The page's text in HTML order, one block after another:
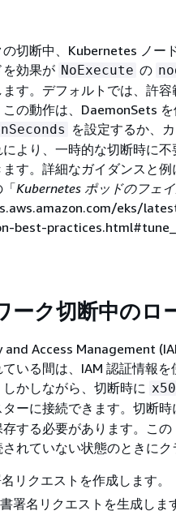
切断中、Kubernetes ノー
を効果が NoExecute の
ます。デフォルトでは、許
の動作は、DaemonSets
を設定するか、
により、一時的な切断時に
す。詳細なガイダンスと
「Kubernetes ポッドのフェ
eks/
best-
ーク切断中のロ
and Access Management
いる間は、IAM 認証情報
かしながら、切断時に
ーに接続できます。切断時
存する必要があります。こ
れていない状態のときに
リクエストを作成します。
署名リクエストを生成しま